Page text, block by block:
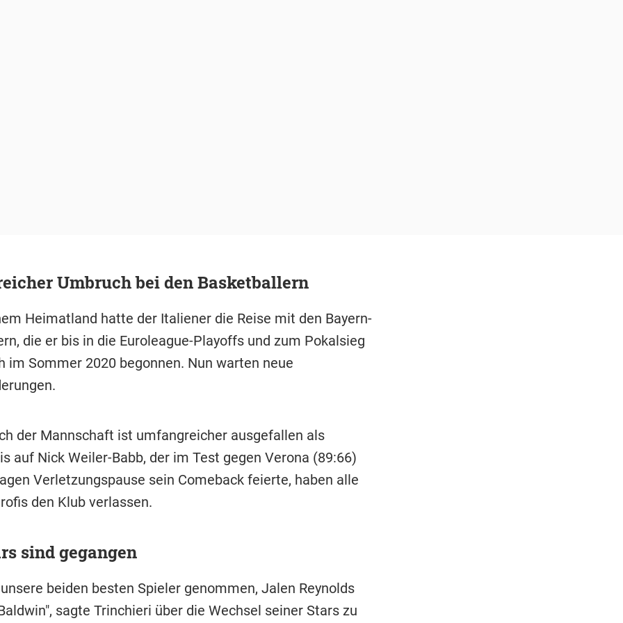
Umbruch bei den Basketballern
Heimatland hatte der Italiener die Reise mit den Bayern-
die er bis in die Euroleague-Playoffs und zum Pokalsieg
im Sommer 2020 begonnen. Nun warten neue
der Mannschaft ist umfangreicher ausgefallen als
auf Nick Weiler-Babb, der im Test gegen Verona (89:66)
Verletzungspause sein Comeback feierte, haben alle
den Klub verlassen.
sind gegangen
beiden besten Spieler genommen, Jalen Reynolds
sagte Trinchieri über die Wechsel seiner Stars zu